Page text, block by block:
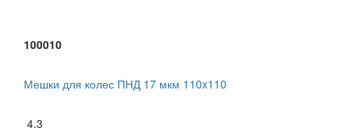
100010
Мешки для колес ПНД 17 мкм 110x110
4.3